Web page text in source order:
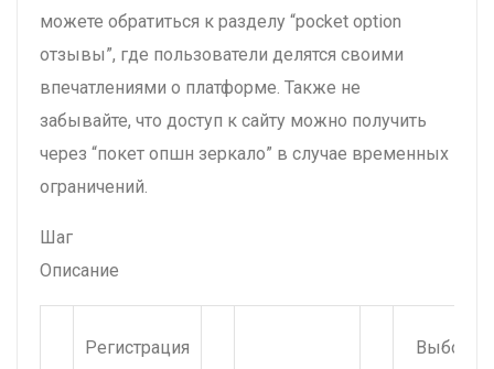
можете обратиться к разделу “pocket option
отзывы”, где пользователи делятся своими
впечатлениями о платформе. Также не
забывайте, что доступ к сайту можно получить
через “покет опшн зеркало” в случае временных
ограничений.
Шаг
Описание
Регистрация
Выбор